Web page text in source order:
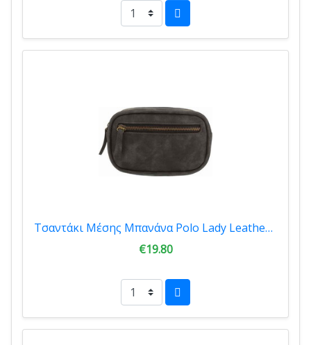
Τσαντάκι Μέσης Μπανάνα Polo Lady Leather Grey 9-08-111-09
€19.80